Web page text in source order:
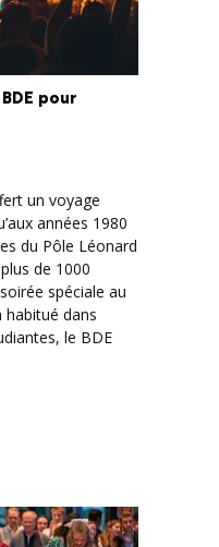
pour
un voyage
années 1980
du Pôle Léonard
de 1000
spéciale au
habitué dans
le BDE